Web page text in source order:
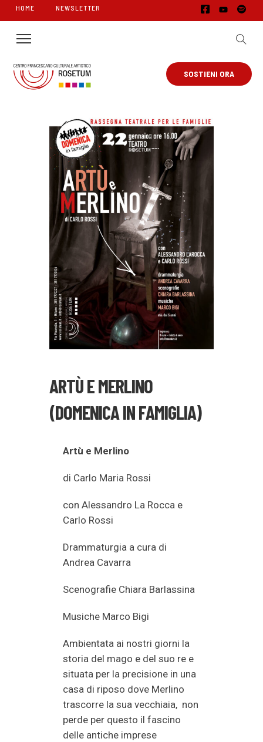
HOME NEWSLETTER
SOSTIENI ORA
ARTÙ E MERLINO
(DOMENICA IN FAMIGLIA)
Artù e Merlino
di Carlo Maria Rossi
con Alessandro La Rocca e
Carlo Rossi
Drammaturgia a cura di
Andrea Cavarra
Scenografie Chiara Barlassina
Musiche Marco Bigi
Ambientata ai nostri giorni la
storia del mago e del suo re e
situata per la precisione in una
casa di riposo dove Merlino
trascorre la sua vecchiaia, non
perde per questo il fascino
delle antiche imprese